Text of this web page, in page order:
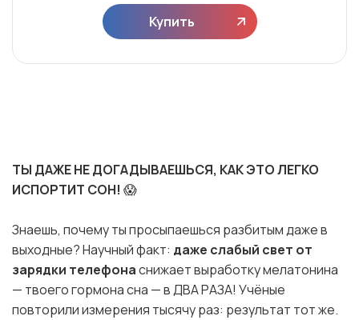
Купить
ТЫ ДАЖЕ НЕ ДОГАДЫВАЕШЬСЯ, КАК ЭТО ЛЕГКО
ИСПОРТИТ СОН! 😱
Знаешь, почему ты просыпаешься разбитым даже в
выходные? Научный факт: даже слабый свет от
зарядки телефонаснижает выработку мелатонина
— твоего гормона сна — в ДВА РАЗА! Учёные
повторили измерения тысячу раз: результат тот же.